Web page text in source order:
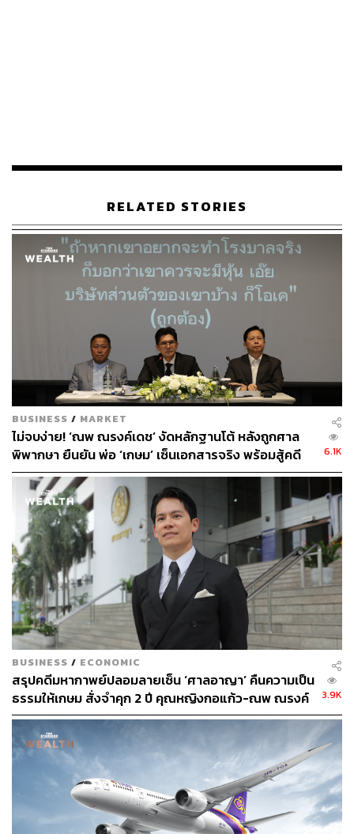
สินเพียง 6,302.30 ล้านบาท มูลค่าหุ้นทางบัญชี 0.78 บาทต่อ
ออกหุ้นกู้จำนวน 900 ล้านบาท มีนักลงทุนให้ความสนใจจอง
เกินจำนวนมากกว่าที่เสนอขาย
สำหรับธุรกิจหลักของบริษัทเป็นธุรกิจด้านอสังหาริมทรัพย์ มี
ที่ดินเปล่า (Land Bank) รอการพัฒนาอยู่อีกจำนวนมาก ซึ่ง
บริษัทได้ซื้อเข้ามานานแล้ว และเนื่องจากเป็นบริษัทในหมวด
อสังหาริมทรัพย์ ที่ดินในสต๊อกจำนวนมากของบริษัทจะถูก
บันทึกในงบการเงินที่มูลค่าค่อนข้างต่ำเมื่อเทียบกับมูลค่า
ปัจจุบัน เชื่อว่าบริษัทมีทรัพย์สินที่มีมูลค่าสูงกว่าในงบการเงิน
อีกหลายพันล้านบาท บริษัทกำลังให้ที่ปรึกษาทางการเงิน
อิสระเข้าประเมินมูลค่าทางบัญชีของบริษัท ซึ่งเชื่อว่าจะมี
มูลค่าต่อหุ้นสูงกว่ามูลค่าปัจจุบันอย่างมาก
ส่วนทางด้านการแพทย์นั้น ปัจจุบันมีโรงพยาบาลและคลินิก
ในประเทศไทยรวม 4 แห่ง ได้แก่ พระรามสอง เอกมัย ใน
โครงการณุศา มาย โอโซน เขาใหญ่ และอุดรธานี ส่วนใน
ต่างประเทศมีที่เยอรมนี และโรงพยาบาลที่ประเทศจีน รวม
มูลค่าการลงทุนกว่า 1 พันล้านบาท ล่าสุดได้ลงทุนสร้าง
อาคารเพิ่มเติมบริเวณโรงพยาบาลพานาซี พระราม 2 อีกกว่า
200 ล้านบาท เพื่อเปิดศูนย์ศัลยกรรมครบวงจร โดยคาดว่าจะ
เปิดดำเนินการได้ภายในไตรมาส 3 นี้ และจะเป็นแหล่งราย
ได้ที่สำคัญของหน่วยธุรกิจทางการแพทย์ต่อไป
ทางด้านการลงทุนด้านพลังงาน หลังจากที่ณุศาศิริเข้าซื้อหุ้น
บริษัท วินด์ เอนเนอร์ยี่ โฮลดิ้ง จำกัด จำนวน 7,748,294 หุ้น
หรือ 7.12% ในปีนี้บริษัทได้รับเงินปันผลแล้วกว่า 160 ล้าน
บาท อีกทั้ง WEH มีผลการดำเนินงานตามคาด ในปี 2565 มี
กำไรสุทธิเฉียด 6 พันล้านบาท เป็นไปตามประมาณการที่
NUSA ประเมินไว้
“ณุศาศิริมีความมั่นคงทางการเงินอย่างมาก มี Land Bank ที่
มี Hidden Value ในงบการเงิน ทุกหมวดธุรกิจของบริษัทเริ่ม
สร้างรายได้ให้แก่บริษัทอย่างมั่นคง เราได้รับเงินปันผลจาก
RELATED STORIES
BUSINESS / MARKET
ไม่จบง่าย! ‘ณพ ณรงค์เดช’ งัดหลักฐานโต้ หลังถูกศาล
พิพากษา ยืนยัน พ่อ ‘เกษม’ เซ็นเอกสารจริง พร้อมสู้คดี
ถึงที่สุด
6.1K
BUSINESS / ECONOMIC
สรุปคดีมหากาพย์ปลอมลายเซ็น ‘ศาลอาญา’ คืนความเป็น
ธรรมให้เกษม สั่งจำคุก 2 ปี คุณหญิงกอแก้ว-ณพ ณรงค์
เดช
3.9K